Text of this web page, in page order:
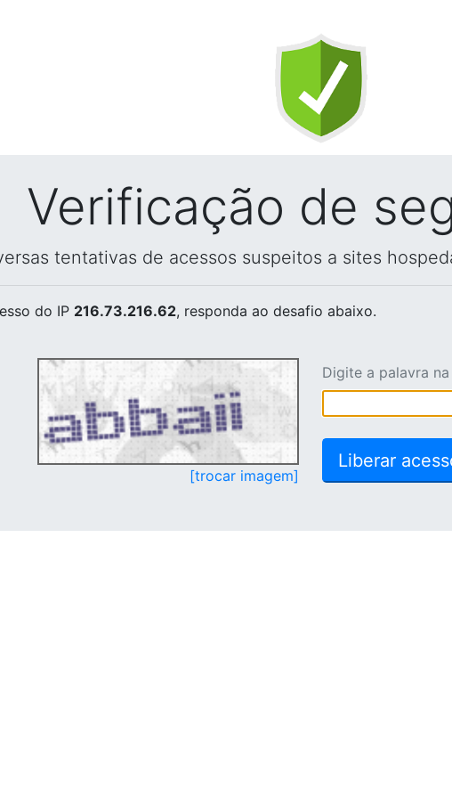
Verificação de
tentativas de acessos suspeitos a sites
do IP 216.73.216.62, responda ao desafio abaixo.
[trocar imagem]
Digite a palavra